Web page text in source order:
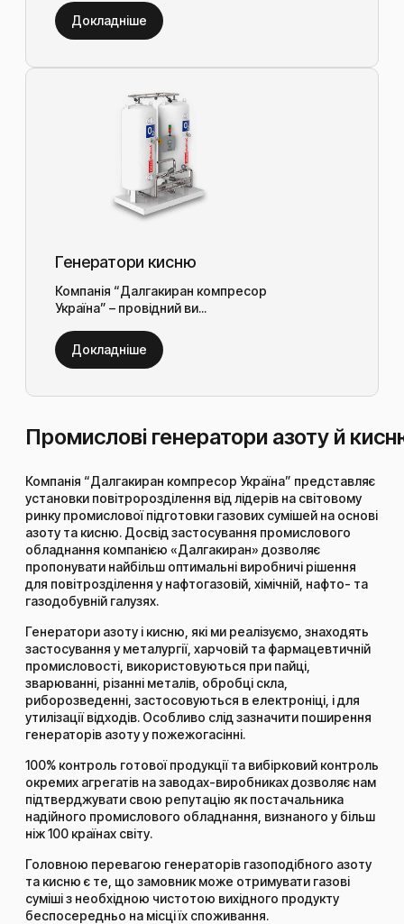
Докладніше
Генератори кисню
Компанія “Далгакиран компресор
Україна” – провідний ви...
Докладніше
Промислові генератори азоту й
Компанія “Далгакиран компресор Україна” представляє
установки повітророзділення від лідерів на світовому
ринку промислової підготовки газових сумішей на основі
азоту та кисню. Досвід застосування промислового
обладнання компанією «Далгакиран» дозволяє
пропонувати найбільш оптимальні виробничі рішення
для повітрозділення у нафтогазовій, хімічній, нафто- та
газодобувній галузях.
Генератори азоту і кисню, які ми реалізуємо, знаходять
застосування у металургії, харчовій та фармацевтичній
промисловості, використовуються при пайці,
зварюванні, різанні металів, обробці скла,
риборозведенні, застосовуються в електроніці, і для
утилізації відходів. Особливо слід зазначити поширення
генераторів азоту у пожежогасінні.
100% контроль готової продукції та вибірковий контроль
окремих агрегатів на заводах-виробниках дозволяє нам
підтверджувати свою репутацію як постачальника
надійного промислового обладнання, визнаного у більш
ніж 100 країнах світу.
Головною перевагою генераторів газоподібного азоту
та кисню є те, що замовник може отримувати газові
суміші з необхідною чистотою вихідного продукту
беспосередньо на місці їх споживання.